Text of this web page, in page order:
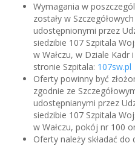
Wymagania w
zostały w
udostępnionymi przez
siedzibie 107 Szpitala
w Wałczu, w Dziale Kadr
stronie Szpitala: 107sw.pl
Oferty powinny być
zgodnie ze
udostępnianymi przez
siedzibie 107 Szpitala
w Wałczu, pokój nr 100
Oferty należy składać do